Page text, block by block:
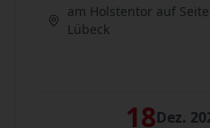
am Holstentor auf
Lübeck
18Dez.